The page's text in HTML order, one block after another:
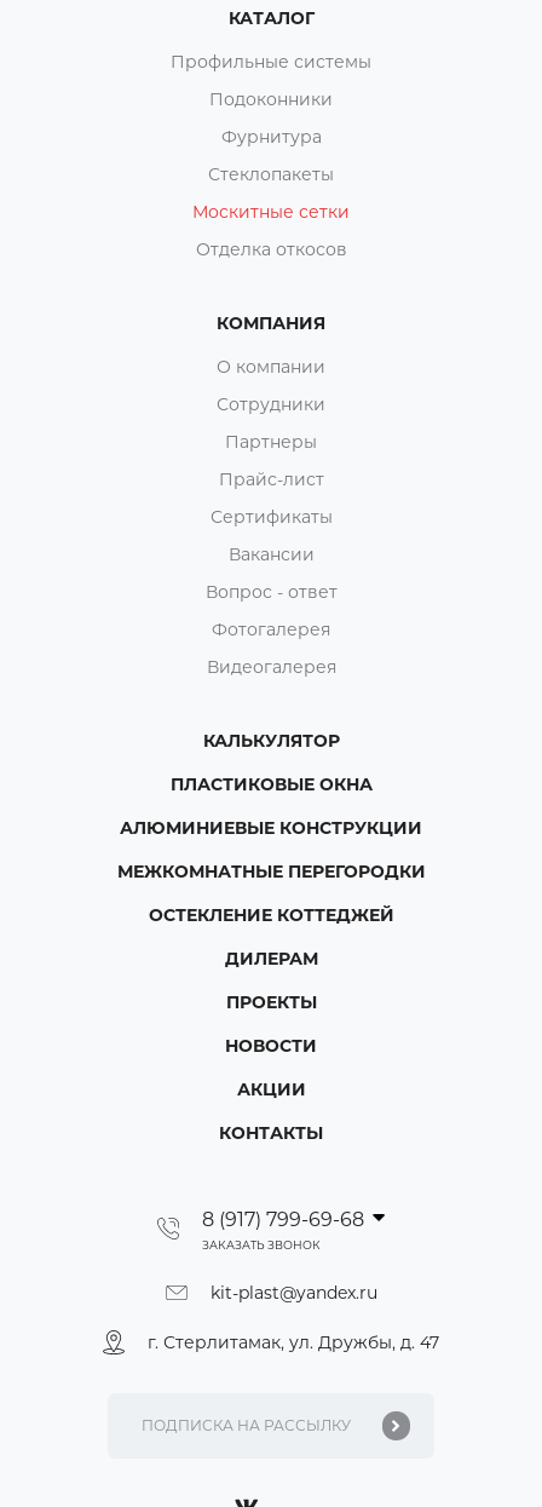
КАТАЛОГ
Профильные системы
Подоконники
Фурнитура
Стеклопакеты
Москитные сетки
Отделка откосов
КОМПАНИЯ
О компании
Сотрудники
Партнеры
Прайс-лист
Сертификаты
Вакансии
Вопрос - ответ
Фотогалерея
Видеогалерея
КАЛЬКУЛЯТОР
ПЛАСТИКОВЫЕ ОКНА
АЛЮМИНИЕВЫЕ КОНСТРУКЦИИ
МЕЖКОМНАТНЫЕ ПЕРЕГОРОДКИ
ОСТЕКЛЕНИЕ КОТТЕДЖЕЙ
ДИЛЕРАМ
ПРОЕКТЫ
НОВОСТИ
АКЦИИ
КОНТАКТЫ
8 (917) 799-69-68
ЗАКАЗАТЬ ЗВОНОК
kit-plast@yandex.ru
г. Стерлитамак, ул. Дружбы, д. 47